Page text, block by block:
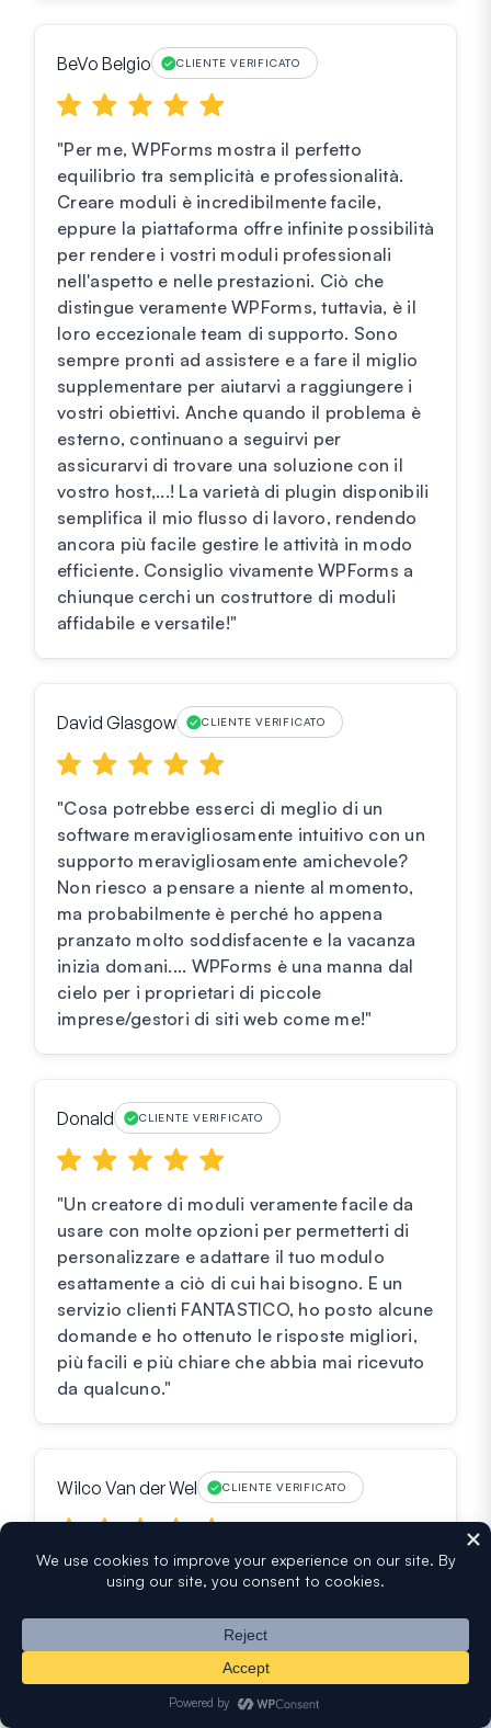
BeVo Belgio CLIENTE VERIFICATO
"Per me, WPForms mostra il perfetto
equilibrio tra semplicità e professionalità.
Creare moduli è incredibilmente facile,
eppure la piattaforma offre infinite possibilità
per rendere i vostri moduli professionali
nell'aspetto e nelle prestazioni. Ciò che
distingue veramente WPForms, tuttavia, è il
loro eccezionale team di supporto. Sono
sempre pronti ad assistere e a fare il miglio
supplementare per aiutarvi a raggiungere i
vostri obiettivi. Anche quando il problema è
esterno, continuano a seguirvi per
assicurarvi di trovare una soluzione con il
vostro host,...! La varietà di plugin disponibili
semplifica il mio flusso di lavoro, rendendo
ancora più facile gestire le attività in modo
efficiente. Consiglio vivamente WPForms a
chiunque cerchi un costruttore di moduli
affidabile e versatile!"
David Glasgow CLIENTE VERIFICATO
"Cosa potrebbe esserci di meglio di un
software meravigliosamente intuitivo con un
supporto meravigliosamente amichevole?
Non riesco a pensare a niente al momento,
ma probabilmente è perché ho appena
pranzato molto soddisfacente e la vacanza
inizia domani.... WPForms è una manna dal
cielo per i proprietari di piccole
imprese/gestori di siti web come me!"
Donald CLIENTE VERIFICATO
"Un creatore di moduli veramente facile da
usare con molte opzioni per permetterti di
personalizzare e adattare il tuo modulo
esattamente a ciò di cui hai bisogno. E un
servizio clienti FANTASTICO, ho posto alcune
domande e ho ottenuto le risposte migliori,
più facili e più chiare che abbia mai ricevuto
da qualcuno."
Wilco Van der Wel CLIENTE VERIFICATO
"La risposta rapida è stata ideale dato che
Poiché abbiamo avuto una reazione (quasi)
immediata, il problema che abbiamo
riscontrato è stato rapidamente individuato e